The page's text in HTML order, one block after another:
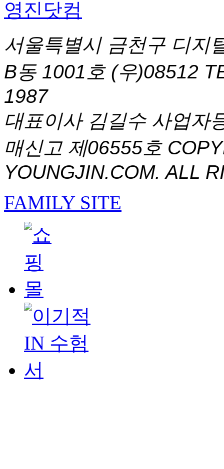
서울특별시 금천구 디지
B동 1001호 (우)08512
1987
대표이사 김길수 사업자
매신고 제06555호
YOUNGJIN.COM. ALL
FAMILY SITE